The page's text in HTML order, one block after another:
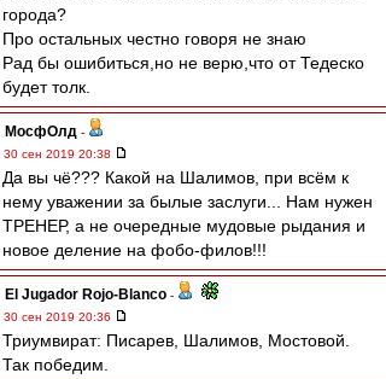
города?
Про остальных честно говоря не знаю
Рад бы ошибиться,но не верю,что от Тедеско
будет толк.
МосфОлд -
30 сен 2019 20:38
Да вы чё??? Какой на Шалимов, при всём к
нему уважении за былые заслуги... Нам нужен
ТРЕНЕР, а не очередные мудовые рыдания и
новое деление на фобо-филов!!!
El Jugador Rojo-Blanco -
30 сен 2019 20:36
Триумвират: Писарев, Шалимов, Мостовой.
Так победим.